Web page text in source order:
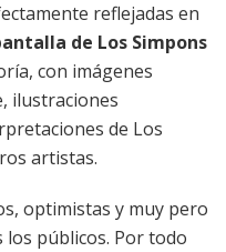
reflejadas en
de Los Simpons
con imágenes
ilustraciones
de Los
artistas.
optimistas y muy pero
públicos. Por todo